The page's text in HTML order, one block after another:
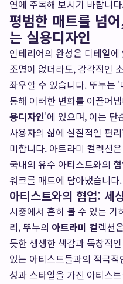
연에 주목해 보시기 바랍니
평범한 매트를 넘
는 실용디자인
인테리어의 완성은 디테일
조명이 없더라도, 감각적인
좌우할 수 있습니다. 뚜누는
통해 이러한 변화를 이끌어
용디자인'에 있으며, 이는 단
사용자의 삶에 실질적인 편
미합니다. 아트라미 컬렉션
국내외 유수 아티스트와의
워크를 매트에 담아냈습니다.
아티스트와의 협업: 세
시중에서 흔히 볼 수 있는
리, 뚜누의 아트라미 컬렉션
듯한 생생한 색감과 독창적
있는 아티스트들과의 적극
성과 스타일을 가진 아티스